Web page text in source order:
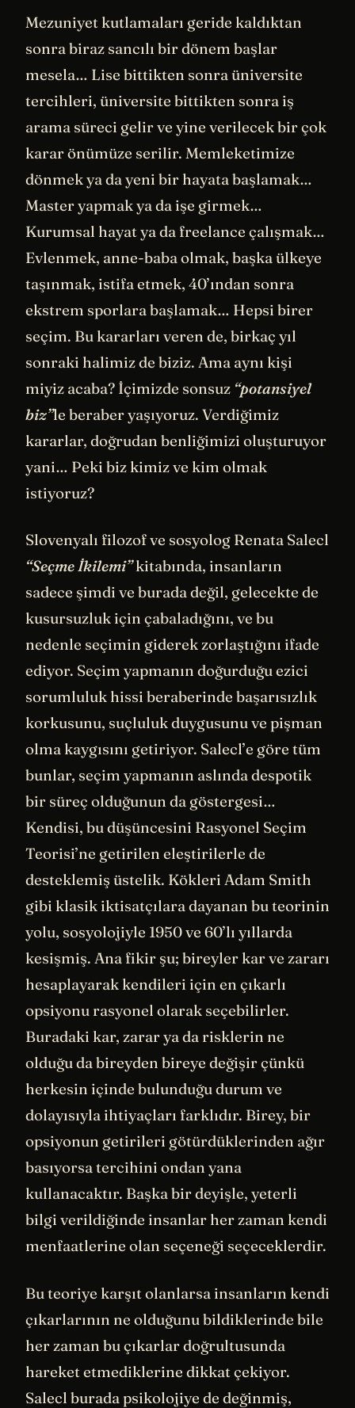
Mezuniyet kutlamaları geride kaldıktan
sonra biraz sancılı bir dönem başlar
mesela… Lise bittikten sonra üniversite
tercihleri, üniversite bittikten sonra iş
arama süreci gelir ve yine verilecek bir çok
karar önümüze serilir. Memleketimize
dönmek ya da yeni bir hayata başlamak…
Master yapmak ya da işe girmek…
Kurumsal hayat ya da freelance çalışmak…
Evlenmek, anne-baba olmak, başka ülkeye
taşınmak, istifa etmek, 40’ından sonra
ekstrem sporlara başlamak… Hepsi birer
seçim. Bu kararları veren de, birkaç yıl
sonraki halimiz de biziz. Ama aynı kişi
miyiz acaba? İçimizde sonsuz “potansiyel
biz”le beraber yaşıyoruz. Verdiğimiz
kararlar, doğrudan benliğimizi oluşturuyor
yani… Peki biz kimiz ve kim olmak
istiyoruz?
Slovenyalı filozof ve sosyolog Renata Salecl
“Seçme İkilemi”kitabında, insanların
sadece şimdi ve burada değil, gelecekte de
kusursuzluk için çabaladığını, ve bu
nedenle seçimin giderek zorlaştığını ifade
ediyor. Seçim yapmanın doğurduğu ezici
sorumluluk hissi beraberinde başarısızlık
korkusunu, suçluluk duygusunu ve pişman
olma kaygısını getiriyor. Salecl’e göre tüm
bunlar, seçim yapmanın aslında despotik
bir süreç olduğunun da göstergesi…
Kendisi, bu düşüncesini Rasyonel Seçim
Teorisi’ne getirilen eleştirilerle de
desteklemiş üstelik. Kökleri Adam Smith
gibi klasik iktisatçılara dayanan bu teorinin
yolu, sosyolojiyle 1950 ve 60’lı yıllarda
kesişmiş. Ana fikir şu; bireyler kar ve zararı
hesaplayarak kendileri için en çıkarlı
opsiyonu rasyonel olarak seçebilirler.
Buradaki kar, zarar ya da risklerin ne
olduğu da bireyden bireye değişir çünkü
herkesin içinde bulunduğu durum ve
dolayısıyla ihtiyaçları farklıdır. Birey, bir
opsiyonun getirileri götürdüklerinden ağır
basıyorsa tercihini ondan yana
kullanacaktır. Başka bir deyişle, yeterli
bilgi verildiğinde insanlar her zaman kendi
menfaatlerine olan seçeneği seçeceklerdir.
Bu teoriye karşıt olanlarsa insanların kendi
çıkarlarının ne olduğunu bildiklerinde bile
her zaman bu çıkarlar doğrultusunda
hareket etmediklerine dikkat çekiyor.
Salecl burada psikolojiye de değinmiş,